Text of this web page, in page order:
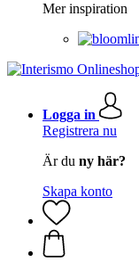
Mer inspiration
Logga in
Registrera nu
Är du ny här?
Skapa konto